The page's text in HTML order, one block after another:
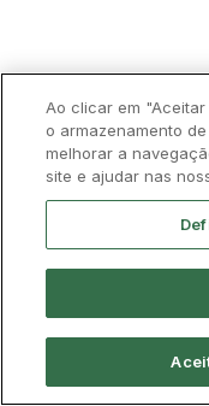
Ao clicar em
o armazenamento
melhorar a
site e ajudar nas